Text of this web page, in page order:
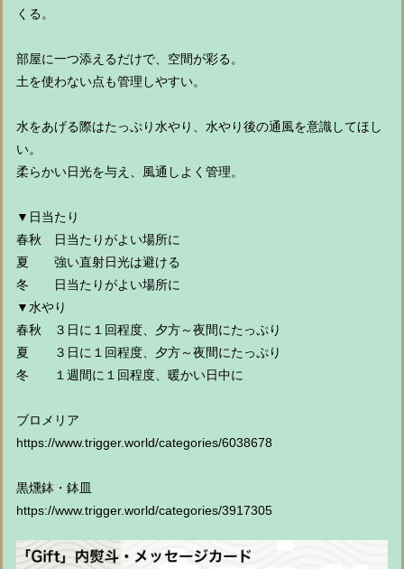
くる。
部屋に一つ添えるだけで、空間が彩る。
土を使わない点も管理しやすい。
水をあげる際はたっぷり水やり、水やり後の通風を意識してほし
い。
柔らかい日光を与え、風通しよく管理。
▼日当たり
春秋 日当たりがよい場所に
夏 強い直射日光は避ける
冬 日当たりがよい場所に
▼水やり
春秋 ３日に１回程度、夕方～夜間にたっぷり
夏 ３日に１回程度、夕方～夜間にたっぷり
冬 １週間に１回程度、暖かい日中に
ブロメリア
https://www.trigger.world/categories/6038678
黒燻鉢・鉢皿
https://www.trigger.world/categories/3917305